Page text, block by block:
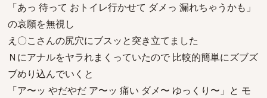
「あっ 待って おトイレ行かせて ダメっ 漏れちゃうかも」
の哀願を無視し
え〇こさんの尻穴にブスッと突き立てました
Ｎにアナルをヤラれまくっていたので 比較的簡単にズブズ
ブめり込んでいくと
「ア〜ッ やだやだ ア〜ッ 痛い ダメ〜 ゆっくり〜」と モ